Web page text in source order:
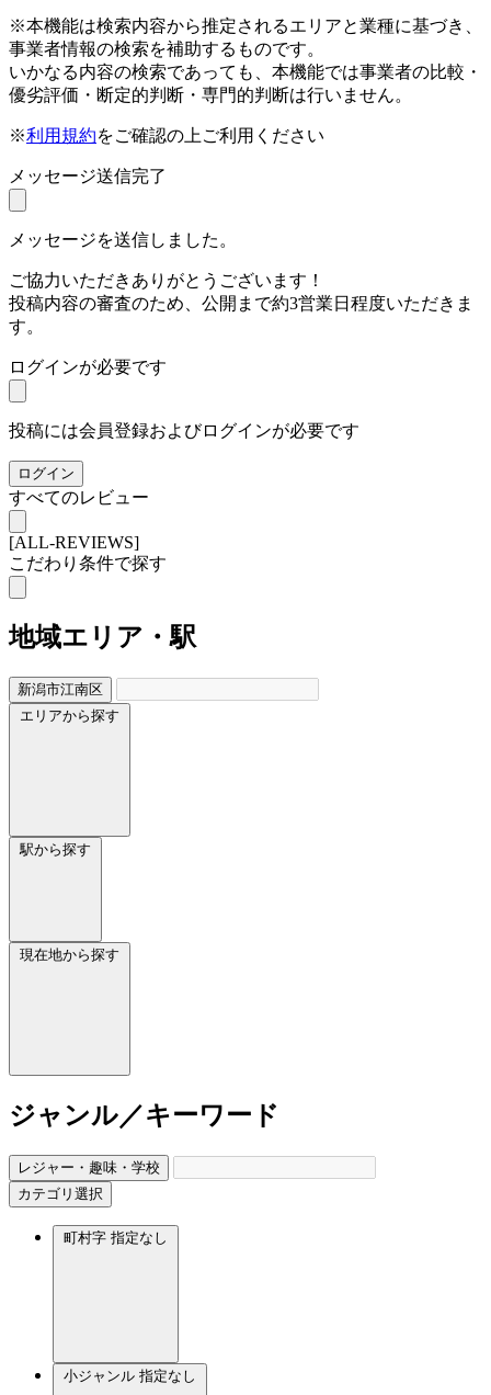
※本機能は検索内容から推定されるエリアと業種に基づき、
事業者情報の検索を補助するものです。
いかなる内容の検索であっても、本機能では事業者の比較・
優劣評価・断定的判断・専門的判断は行いません。
※利用規約をご確認の上ご利用ください
メッセージ送信完了
メッセージを送信しました。
ご協力いただきありがとうございます！
投稿内容の審査のため、公開まで約3営業日程度いただきま
す。
ログインが必要です
投稿には会員登録およびログインが必要です
ログイン
すべてのレビュー
[ALL-REVIEWS]
こだわり条件で探す
地域エリア・駅
新潟市江南区
エリアから探す
駅から探す
現在地から探す
ジャンル／キーワード
レジャー・趣味・学校
カテゴリ選択
町村字 指定なし
小ジャンル 指定なし